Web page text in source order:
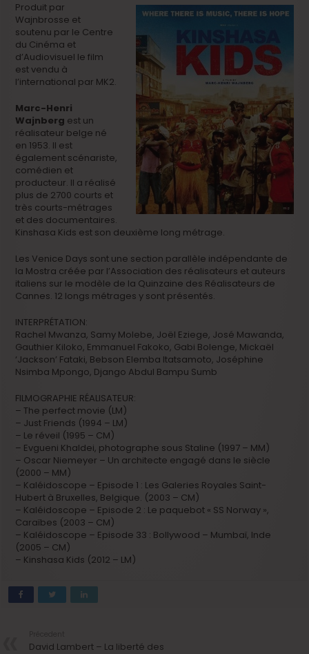
Produit par
Wajnbrosse et
soutenu par le Centre
du Cinéma et
d’Audiovisuel le film
est vendu à
l’international par MK2.
Marc-Henri
Wajnberg est un
réalisateur belge né
en 1953. Il est
également scénariste,
comédien et
producteur. Il a réalisé
plus de 2700 courts et
très courts-métrages
et des documentaires.
Kinshasa Kids est son deuxième long métrage.
Les Venice Days sont une section parallèle indépendante de
la Mostra créée par l’Association des réalisateurs et auteurs
italiens sur le modèle de la Quinzaine des Réalisateurs de
Cannes. 12 longs métrages y sont présentés.
INTERPRÉTATION:
Rachel Mwanza, Samy Molebe, Joël Eziege, José Mawanda,
Gauthier Kiloko, Emmanuel Fakoko, Gabi Bolenge, Mickaël
‘Jackson’ Fataki, Bebson Elemba Itatsamoto, Joséphine
Nsimba Mpongo, Django Abdul Bampu Sumb
FILMOGRAPHIE RÉALISATEUR:
– The perfect movie (LM)
– Just Friends (1994 – LM)
– Le réveil (1995 – CM)
– Evgueni Khaldei, photographe sous Staline (1997 – MM)
– Oscar Niemeyer – Un architecte engagé dans le siècle
(2000 – MM)
– Kaléidoscope – Episode 1 : Les Galeries Royales Saint-
Hubert à Bruxelles, Belgique. (2003 – CM)
– Kaléidoscope – Episode 2 : Le paquebot « SS Norway »,
Caraïbes (2003 – CM)
– Kaléidoscope – Episode 33 : Bollywood – Mumbaï, Inde
(2005 – CM)
– Kinshasa Kids (2012 – LM)
David Lambert – La liberté des